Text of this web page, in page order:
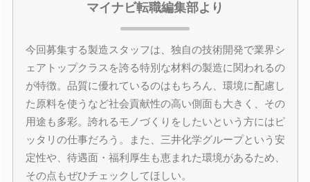
マイナビ転職編集部より
今回募集する製造スタッフは、独自の技術開発で業界シ
ェアトップクラスを誇る特別な材料の製造に関われるの
が特徴。品質に優れているのはもちろん、環境に配慮し
た原料を使うなど社会貢献性の高い側面も大きく、その
用途も多彩。誇れるモノづくりをしたいという方にはピ
ッタリの仕事だろう。また、三井化学グループという安
定性や、待遇面・福利厚生も恵まれた環境があるため、
その点もぜひチェックしてほしい。